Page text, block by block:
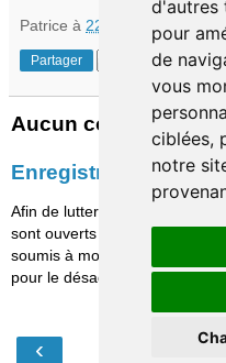
d'autres
pour
de
vous
ciblées,
notre
Patrice à 22:34
Partager
Aucun commentaire:
Enregistrer un
Afin de lutter contre le spam,
sont ouverts qu'aux personnes
soumis à modération (je suis
pour le désagrément causé…)
‹